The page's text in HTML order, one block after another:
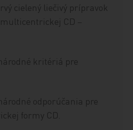
cielený liečivý prípravok
CD –
kritériá pre
odporúčania pre
formy CD.